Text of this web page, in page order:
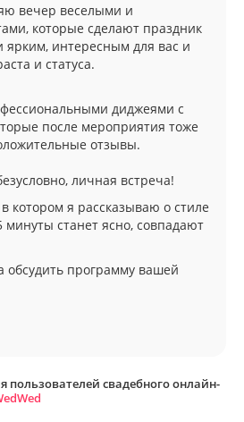
вечер веселыми и
которые сделают праздник
интересным для вас и
и статуса.
диджеями с
после мероприятия тоже
отзывы.
личная встреча!
котором я рассказываю о стиле
минуты станет ясно, совпадают
обсудить программу вашей
пользователей свадебного онлайн-